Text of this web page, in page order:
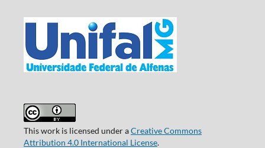
This work is licensed under aCreative Commons
Attribution 4.0 International License.